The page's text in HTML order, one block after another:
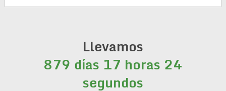
Llevamos
879 días 17 horas 25
segundos